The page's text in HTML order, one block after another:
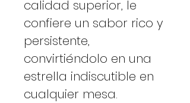
calidad superior, le
confiere un sabor rico y
persistente,
convirtiéndolo en una
estrella indiscutible en
cualquier mesa.